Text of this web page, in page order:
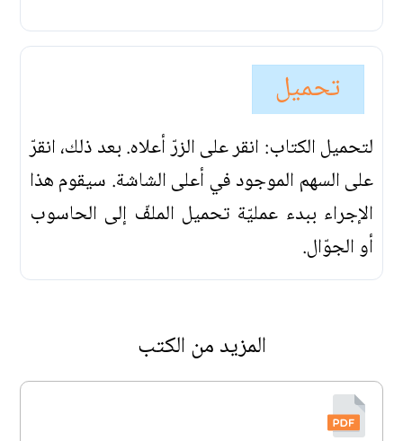
تحميل
لتحميل الكتاب: انقر على الزرّ أعلاه. بعد ذلك، انقرّ
على السهم الموجود في أعلى الشاشة. سيقوم هذا
الإجراء ببدء عمليّة تحميل الملفّ إلى الحاسوب
أو الجوّال.
المزيد من الكتب